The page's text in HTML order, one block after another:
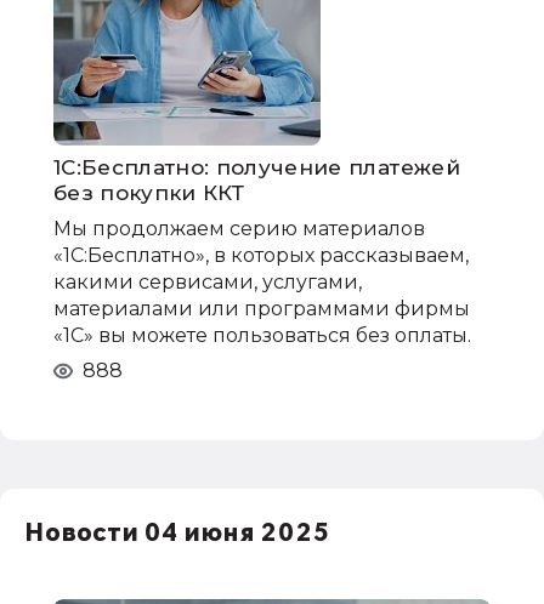
1С:Бесплатно: получение платежей
без покупки ККТ
Мы продолжаем серию материалов
«1С:Бесплатно», в которых рассказываем,
какими сервисами, услугами,
материалами или программами фирмы
«1С» вы можете пользоваться без оплаты.
888
Новости 04 июня 2025